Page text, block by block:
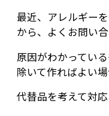
最近、アレルギー
から、よくお問い
原因がわかってい
除いて作ればよい
代替品を考えて対応